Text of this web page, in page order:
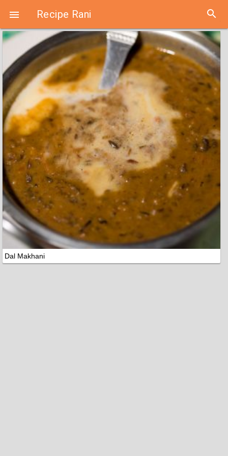
 Recipe Rani search
Dal Makhani